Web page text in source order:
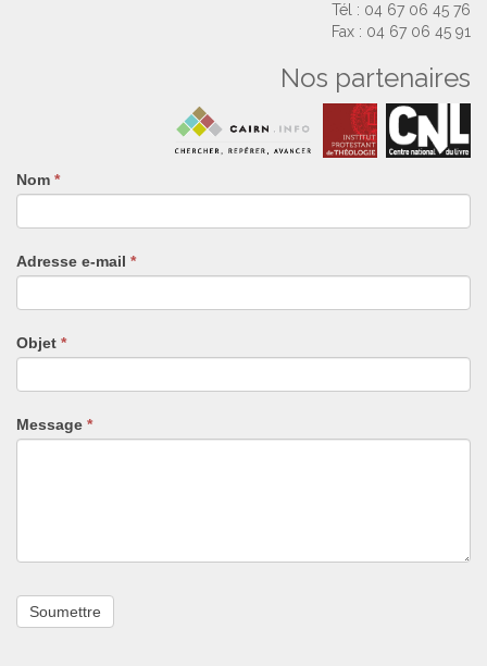
Tél : 04 67 06 45 76
Fax : 04 67 06 45 91
Nos partenaires
Nom *
Adresse e-mail *
Objet *
Message *
Si
vous
êtes
humain,
remplissez
ce